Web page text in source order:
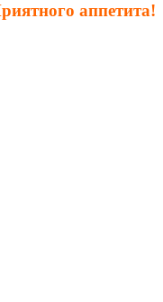
аппетита!